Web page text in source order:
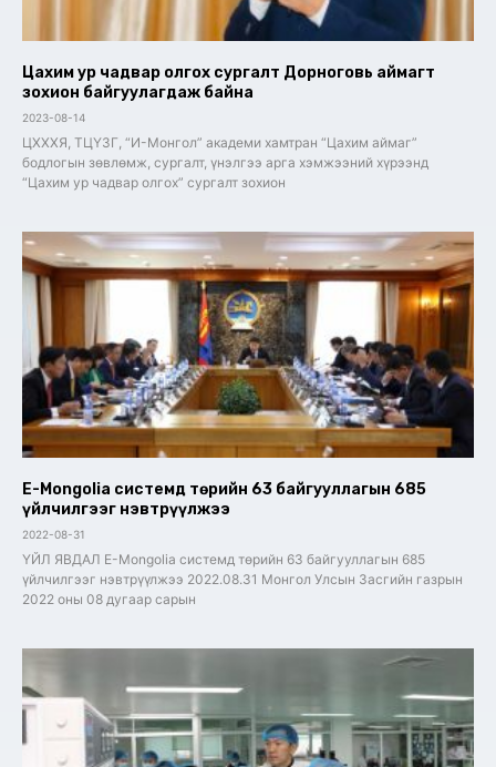
Цахим ур чадвар олгох сургалт Дорноговь аймагт
зохион байгуулагдаж байна
2023-08-14
ЦХХХЯ, ТЦҮЗГ, “И-Монгол” академи хамтран “Цахим аймаг”
бодлогын зөвлөмж, сургалт, үнэлгээ арга хэмжээний хүрээнд
“Цахим ур чадвар олгох” сургалт зохион
E-Mongolia системд төрийн 63 байгууллагын 685
үйлчилгээг нэвтрүүлжээ
2022-08-31
ҮЙЛ ЯВДАЛ E-Mongolia системд төрийн 63 байгууллагын 685
үйлчилгээг нэвтрүүлжээ 2022.08.31 Монгол Улсын Засгийн газрын
2022 оны 08 дугаар сарын